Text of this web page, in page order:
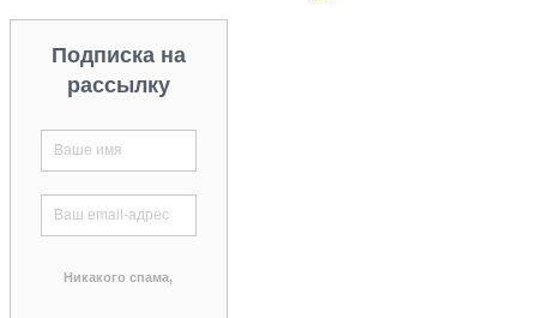
Подписка на
рассылку
Никакого спама,